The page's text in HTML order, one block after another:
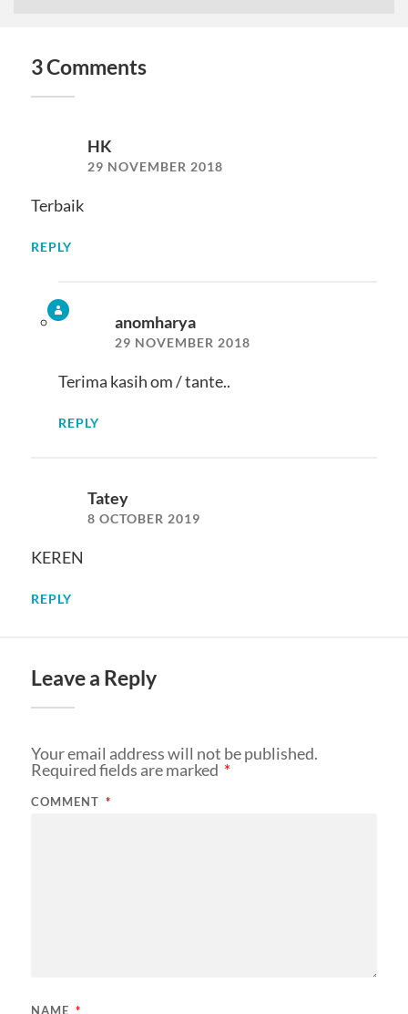
3 Comments
HK
29 NOVEMBER 2018
Terbaik
REPLY
anomharya
29 NOVEMBER 2018
Terima kasih om / tante..
REPLY
Tatey
8 OCTOBER 2019
KEREN
REPLY
Leave a Reply
Your email address will not be published.
Required fields are marked *
COMMENT *
NAME *